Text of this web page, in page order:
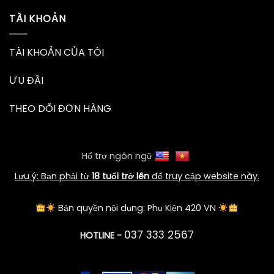
TÀI KHOẢN
TÀI KHOẢN CỦA TÔI
ƯU ĐÃI
THEO DÕI ĐƠN HÀNG
Hổ trợ ngôn ngữ
Lưu ý: Bạn phải từ 18 tuổi trở lên để truy cập website này.
Bản quyền nội dụng: Phụ Kiện 420 VN
HOTLINE - 037 333 2567